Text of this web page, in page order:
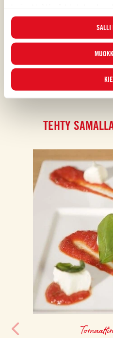
profilointievästeet. Voit valita milloin
katsella päivitettyä evästeluetteloa
varten tutustuEvästekäytäntöömme.
SALLI
Piditkö
ARVOSTELE JA JAA
TEHTY